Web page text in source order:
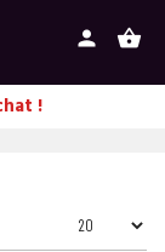
shopping_basket
person
!